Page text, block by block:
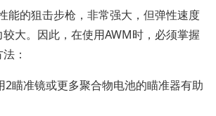
能的狙击步枪，非常强大，但弹性速度
大。因此，在使用AWM时，必须掌握
：
2瞄准镜或更多聚合物电池的瞄准器有助